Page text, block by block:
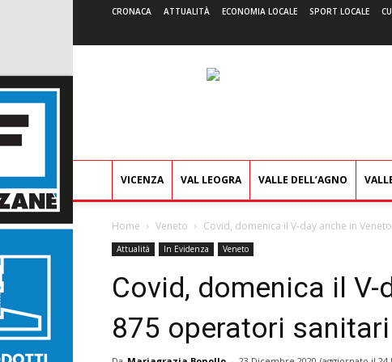
CRONACA ATTUALITÀ ECONOMIA LOCALE SPORT LOCALE
VICENZA VAL LEOGRA VALLE DELL’AGNO
Home Veneto Covid, domenica il V-day anche in
Attualità In Evidenza Veneto
Covid, domenica il V-
875 operatori